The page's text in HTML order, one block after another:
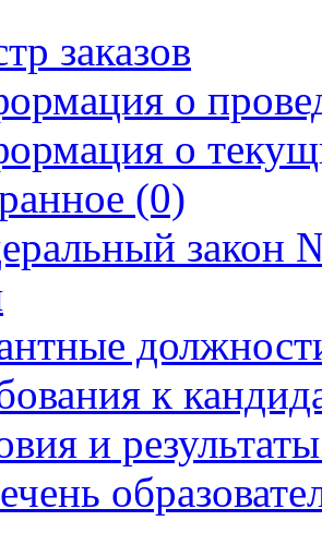
заказов
о
о
(0)
закон
к
и